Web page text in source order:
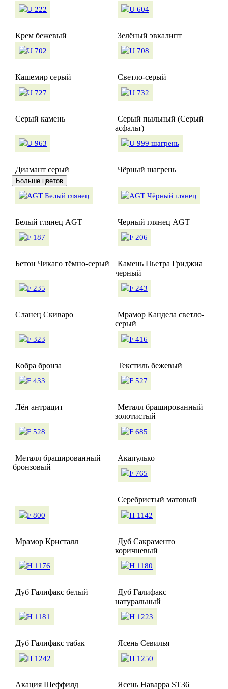
Крем бежевый Зелёный эвкалипт
Кашемир серый Светло-серый
Серый камень
Серый пыльный (Серый
асфальт)
Диамант серый Чёрный шагрень
Больше цветов
Белый глянец AGT Черный глянец AGT
Бетон Чикаго тёмно-серый
Камень Пьетра Гриджиа
черный
Сланец Скиваро
Мрамор Кандела светло-
серый
Кобра бронза Текстиль бежевый
Лён антрацит
Металл брашированный
золотистый
Металл брашированный
бронзовый
Акапулько
Серебристый матовый
Мрамор Кристалл
Дуб Сакраменто
коричневый
Дуб Галифакс белый
Дуб Галифакс
натуральный
Дуб Галифакс табак Ясень Севилья
Акация Шеффилд Ясень Наварра ST36